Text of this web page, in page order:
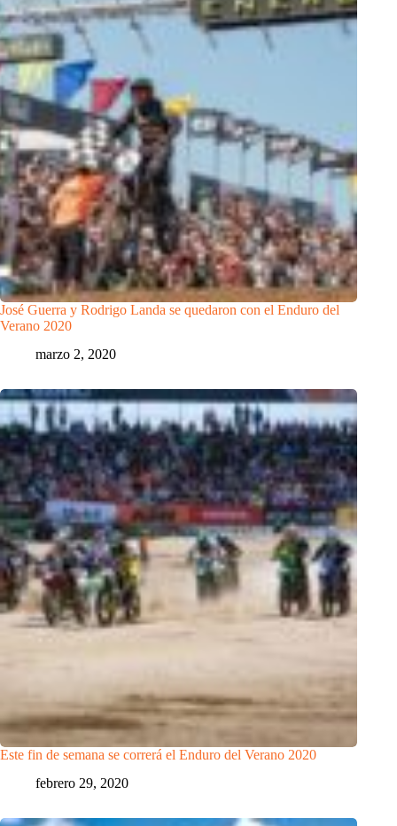
José Guerra y Rodrigo Landa se quedaron con el Enduro del
Verano 2020
marzo 2, 2020
Este fin de semana se correrá el Enduro del Verano 2020
febrero 29, 2020